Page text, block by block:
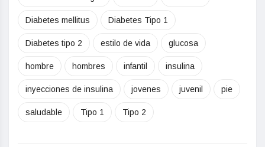
Diabetes mellitus Diabetes Tipo 1
Diabetes tipo 2 estilo de vida glucosa
hombre hombres infantil insulina
inyecciones de insulina jovenes juvenil pie
saludable Tipo 1 Tipo 2